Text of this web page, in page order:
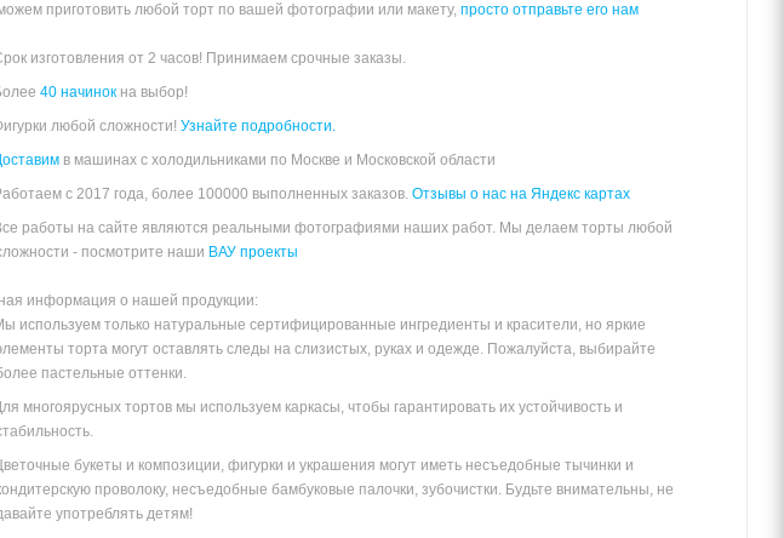
приготовить любой торт по вашей фотографии или макету, просто отправьте его нам
изготовления от 2 часов! Принимаем срочные заказы.
40 начинок на выбор!
любой сложности! Узнайте подробности.
в машинах с холодильниками по Москве и Московской области
с 2017 года, более 100000 выполненных заказов. Отзывы о нас на Яндекс картах
работы на сайте являются реальными фотографиями наших работ. Мы делаем торты любой
- посмотрите наши ВАУ проекты
информация о нашей продукции:
используем только натуральные сертифицированные ингредиенты и красители, но яркие
торта могут оставлять следы на слизистых, руках и одежде. Пожалуйста, выбирайте
пастельные оттенки.
многоярусных тортов мы используем каркасы, чтобы гарантировать их устойчивость и
букеты и композиции, фигурки и украшения могут иметь несъедобные тычинки и
проволоку, несъедобные бамбуковые палочки, зубочистки. Будьте внимательны, не
употреблять детям!